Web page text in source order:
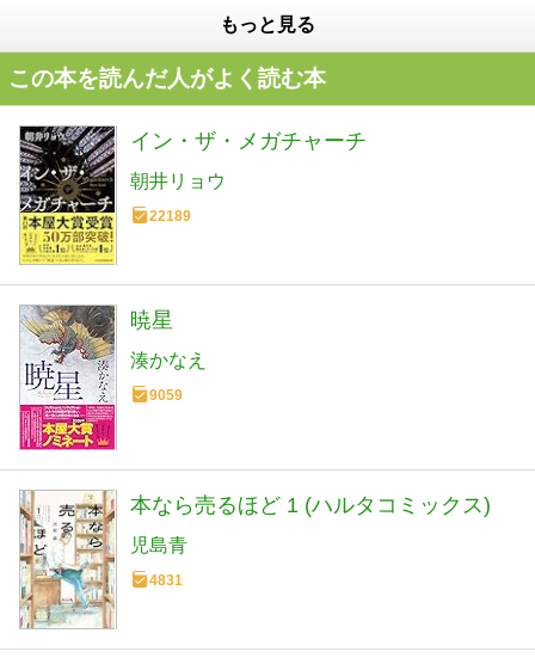
もっと見る
この本を読んだ人がよく読む本
イン・ザ・メガチャーチ
朝井リョウ
22189
暁星
湊かなえ
9059
本なら売るほど 1 (ハルタコミックス)
児島青
4831